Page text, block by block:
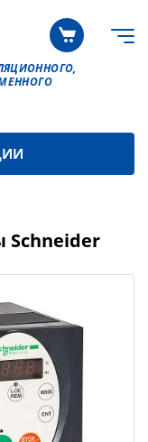
Schneider